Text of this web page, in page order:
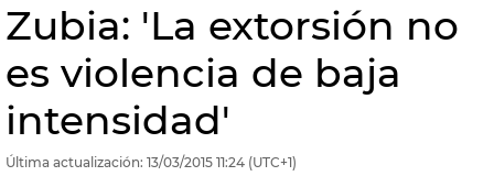
Zubia: 'La extorsión no
es violencia de baja
intensidad'
Última actualización: 13/03/2015 11:24 (UTC+1)